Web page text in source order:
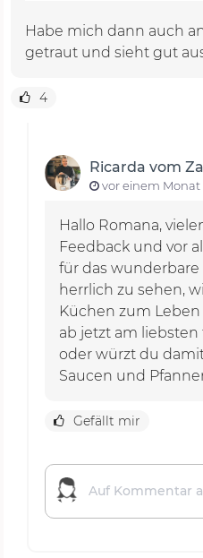
Habe mich dann auch
getraut und sieht gut
4
Ricarda vom
vor einem Monat
Hallo Romana,
Feedback und vor
für das
herrlich zu sehen,
Küchen zum
ab jetzt am liebsten
oder würzt du
Saucen und
Gefällt mir